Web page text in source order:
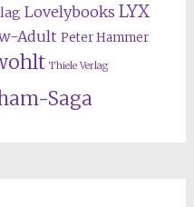
Lovelybooks LYX
Adult Peter Hammer
Thiele Verlag
Saga